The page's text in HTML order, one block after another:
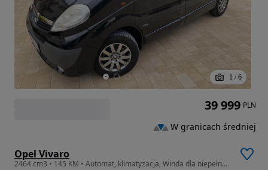
1 / 6
Opel Vivaro
2464 cm3 • 145 KM • Automat, klimatyzacja, Winda dla niepełnosprawnych
39 999 PLN
W granicach średniej